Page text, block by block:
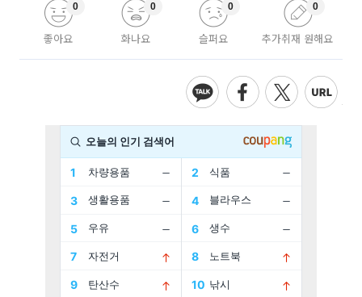
좋아요
0
화나요
0
슬퍼요
0
추가취재 원해요
0